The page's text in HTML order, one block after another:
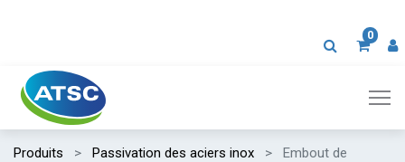
0
Produits Passivation des aciers inox
Embout de